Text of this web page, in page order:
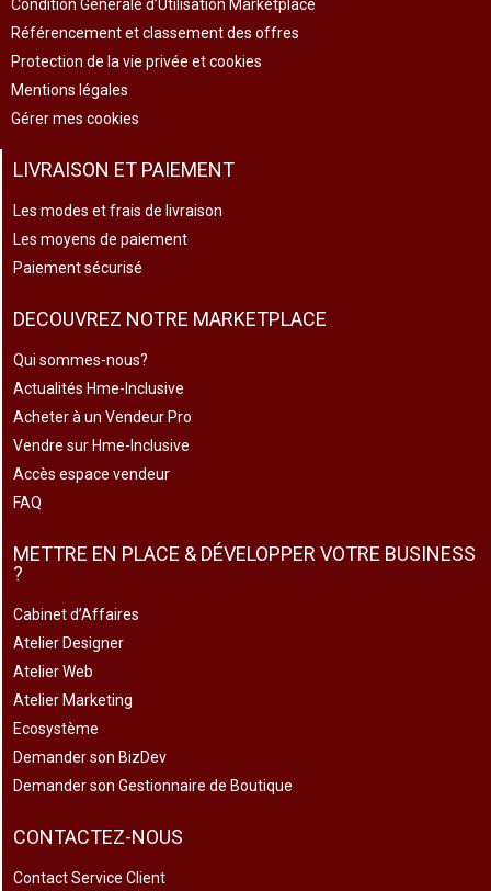
Condition Générale d’Utilisation Marketplace
Référencement et classement des offres
Protection de la vie privée et cookies
Mentions légales
Gérer mes cookies
LIVRAISON ET PAIEMENT
Les modes et frais de livraison
Les moyens de paiement
Paiement sécurisé
DECOUVREZ NOTRE MARKETPLACE
Qui sommes-nous?
Actualités Hme-Inclusive
Acheter à un Vendeur Pro
Vendre sur Hme-Inclusive
Accès espace vendeur
FAQ
METTRE EN PLACE & DÉVELOPPER VOTRE BUSINESS
?
Cabinet d’Affaires
Atelier Designer
Atelier Web
Atelier Marketing
Ecosystème
Demander son BizDev
Demander son Gestionnaire de Boutique
CONTACTEZ-NOUS
Contact Service Client